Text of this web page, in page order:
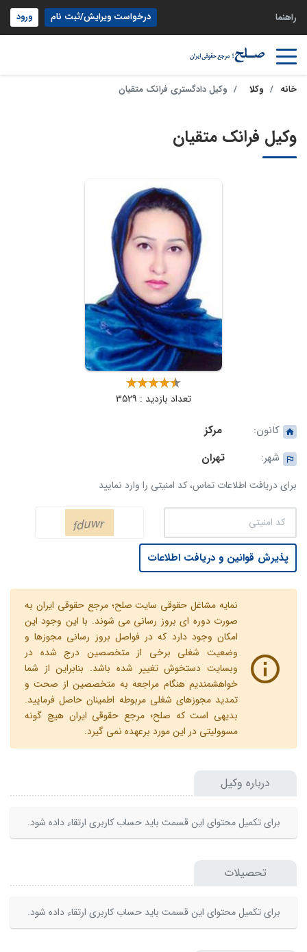
راهنما درخواست ویرایش/ثبت نام ورود
خانه وکلا وکیل دادگستری فرانک متقیان
وکیل فرانک متقیان
تعداد بازدید : 3529
کانون:
مرکز
شهر:
تهران
برای دریافت اطلاعات تماس، کد امنیتی را وارد نمایید
پذیرش قوانین و دریافت اطلاعات
نمایه مشاغل حقوقی سایت صلح؛ مرجع حقوقی ایران به
صورت دوره ای بروز رسانی می شوند. با این وجود این
امکان وجود دارد که در فواصل بروز رسانی مجوزها و
وضعیت شغلی برخی از متخصصین درج شده در
وبسایت دستخوش تغییر شده باشد. بنابراین از شما
خواهشمندیم هنگام مراجعه به متخصصین از صحت و
تمدید مجوزهای شغلی مربوطه اطمینان حاصل فرمایید.
بدیهی است که صلح؛ مرجع حقوقی ایران هیچ گونه
مسوولیتی در این مورد برعهده نمی گیرد.
درباره وکیل
برای تکمیل محتوای این قسمت باید حساب کاربری ارتقاء داده شود.
تحصیلات
برای تکمیل محتوای این قسمت باید حساب کاربری ارتقاء داده شود.